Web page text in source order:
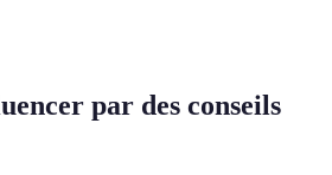
par des conseils